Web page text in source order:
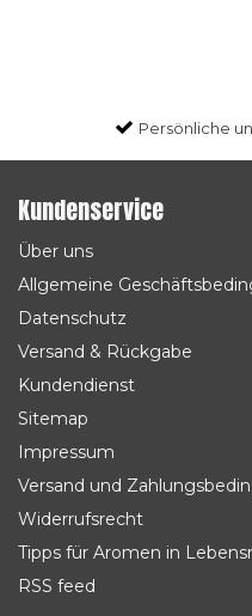
Persönliche
Kundenservice
Über uns
Allgemeine
Datenschutz
Versand & Rückgabe
Kundendienst
Sitemap
Impressum
Versand und
Widerrufsrecht
Tipps für Aromen in
RSS feed